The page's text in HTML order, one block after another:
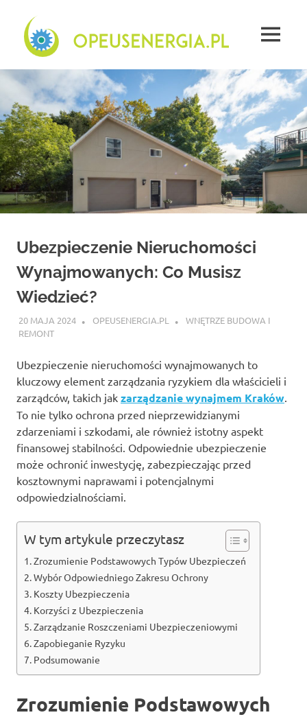
content
energetyczne
Płock
–
opinie
MENU
Ubezpieczenie Nieruchomości
Wynajmowanych: Co Musisz
Wiedzieć?
20 MAJA 2024 OPEUSENERGIA.PL
WNĘTRZE BUDOWA I
REMONT
Ubezpieczenie nieruchomości wynajmowanych to
kluczowy element zarządzania ryzykiem dla właścicieli i
zarządców, takich jak zarządzanie wynajmem Kraków.
To nie tylko ochrona przed nieprzewidzianymi
zdarzeniami i szkodami, ale również istotny aspekt
finansowej stabilności. Odpowiednie ubezpieczenie
może ochronić inwestycję, zabezpieczając przed
kosztownymi naprawami i potencjalnymi
odpowiedzialnościami.
W tym artykule przeczytasz
Zrozumienie Podstawowych Typów Ubezpieczeń
Wybór Odpowiedniego Zakresu Ochrony
Koszty Ubezpieczenia
Korzyści z Ubezpieczenia
Zarządzanie Roszczeniami Ubezpieczeniowymi
Zapobieganie Ryzyku
Podsumowanie
Zrozumienie Podstawowych